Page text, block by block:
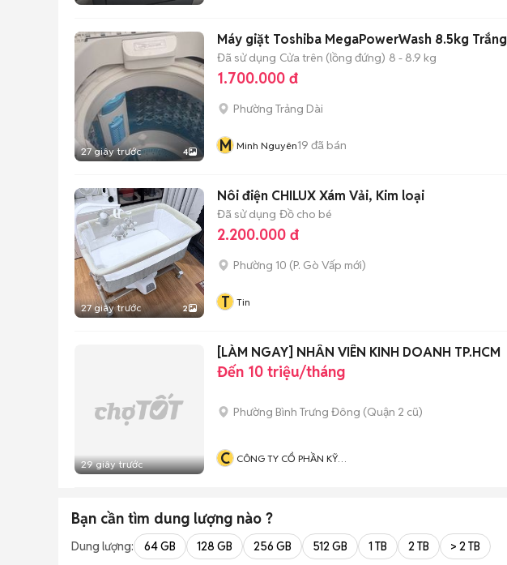
27 giây trước 4
Máy giặt Toshiba MegaPowerWash 8.5kg Trắng
Đã sử dụng Cửa trên (lồng đứng) 8 - 8.9 kg
1.700.000 đ
Phường Trảng Dài
M Minh Nguyên19 đã bán
27 giây trước 2
Nôi điện CHILUX Xám Vải, Kim loại
Đã sử dụng Đồ cho bé
2.200.000 đ
Phường 10 (P. Gò Vấp mới)
T Tin
29 giây trước
[LÀM NGAY] NHÂN VIÊN KINH DOANH TP.HCM
Đến 10 triệu/tháng
Phường Bình Trưng Đông (Quận 2 cũ)
C CÔNG TY CỔ PHẦN KỸ
Bạn cần tìm dung lượng nào ?
Dung lượng: 64 GB 128 GB 256 GB 512 GB 1 TB 2 TB > 2 TB